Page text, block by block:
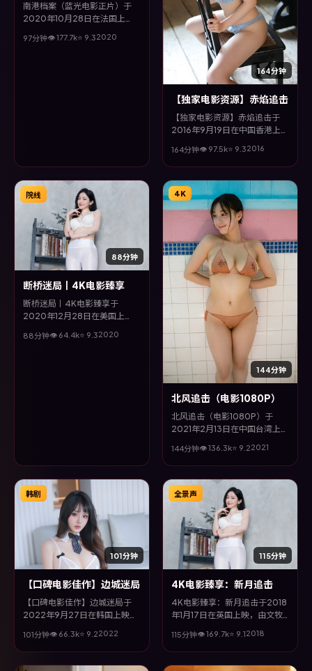
南港档案（蓝光电影正片）于
2020年10月28日在法国上
咏梅、刘亦菲、雷佳音等主演。
97分钟👁177.7k⭐ 9.32020
164分钟
【独家电影资源】赤焰追击
【独家电影资源】赤焰追击于
2016年9月19日在中国香港上
京、松坂桃李、古天乐等主演。
全片以惊悚类型为主线，视听语
言大胆实验，配乐与场面调度为
全片情绪推波助澜。
164分钟👁 97.5k⭐ 9.32016
88分钟
院线
断桥迷局丨4K电影臻享
断桥迷局丨4K电影臻享于
2020年12月28日在美国上
景春、赵丽颖、朱一龙等主演。
88分钟👁 64.4k⭐ 9.32020
144分钟
4K
北风追击（电影1080P）
北风追击（电影1080P）于
2021年2月13日在中国台湾上
哉、孙俪、吴京、河正宇等主
演。全片以犯罪类型为主线，改
编自真实事件与社会议题，兼具
娱乐性与思考空间。
144分钟👁136.3k⭐ 9.22021
101分钟
韩剧
【口碑电影佳作】边城迷局
【口碑电影佳作】边城迷局于
2022年9月27日在韩国上映，
娜、马东锡、吴京等主演。全片
以悬疑类型为主线，影片以冷峻
镜头与饱满表演，呈现人物在极
101分钟👁 66.3k⭐ 9.22022
115分钟
全景声
4K电影臻享：新月追击
4K电影臻享：新月追击于2018
年1月17日在英国上映，由文牧
马东锡等主演。全片以动作类型
为主线，多条叙事线交织收束，
悬念与情感并重，适合喜欢强情
115分钟👁169.7k⭐ 9.12018